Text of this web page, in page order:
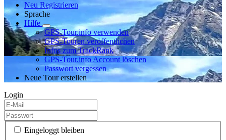
Neu Registrieren
Sprache
Hilfe
GPS-Tour.info verwenden
GPS-Touren veröffentlichen
Infos zum TrackRank
GPS-Tour.info Account löschen
Passwort vergessen
Neue Tour erstellen
Login
Eingeloggt bleiben